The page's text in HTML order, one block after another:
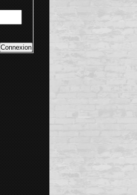
Connexion